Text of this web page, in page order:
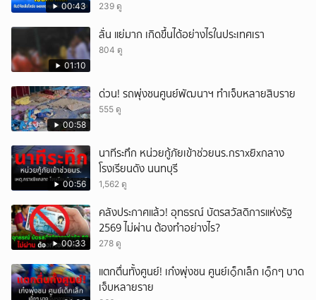
00:43 239 ดู
01:10
ลั่น แย่มาก เกิดขึ้นได้อย่างไรในประเทศเรา
804 ดู
00:58
ด่วน! รถพุ่งชนศูนย์พัฒนาฯ ทำเจ็บหลายสิบราย
555 ดู
00:56
นาทีระทึก หน่วยกู้ภัยเข้าช่วยนร.กราxยิxกลาง
โรงเรียนดัง นนทบุรี
1,562 ดู
00:33
คลังประกาศแล้ว! อุทธรณ์ บัตรสวัสดิการแห่งรัฐ
2569 ไม่ผ่าน ต้องทำอย่างไร?
278 ดู
แตกตื่นทั้งศูนย์! เก๋งพุ่งชน ศูนย์เ๑็กเล็ก เ๑็กๆ บาด
เจ็บหลายราย